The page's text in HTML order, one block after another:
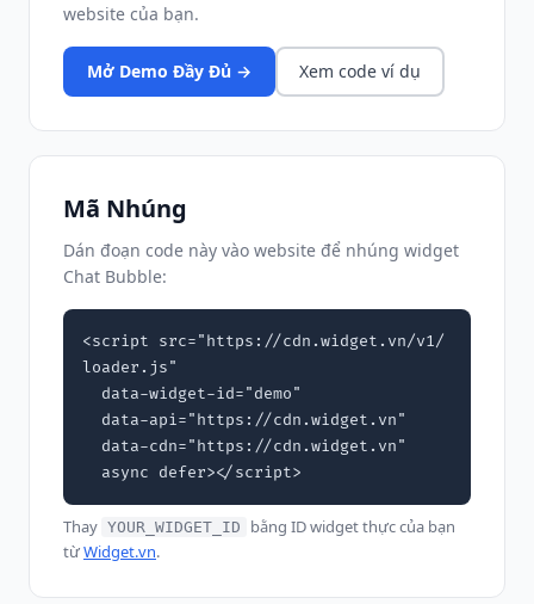
website của bạn.
Mở Demo Đầy Đủ → Xem code ví dụ
Mã Nhúng
Dán đoạn code này vào website để nhúng widget
Chat Bubble:
<script src="https://cdn.widget.vn/v1/
loader.js"
  async defer></script>
Thay YOUR_WIDGET_ID
bằng ID widget thực của bạn
từWidget.vn.